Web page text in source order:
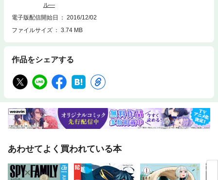
ル―
電子版配信開始日
2016/12/02
ファイルサイズ
3.74 MB
作品をシェアする
あわせてよく買われている本